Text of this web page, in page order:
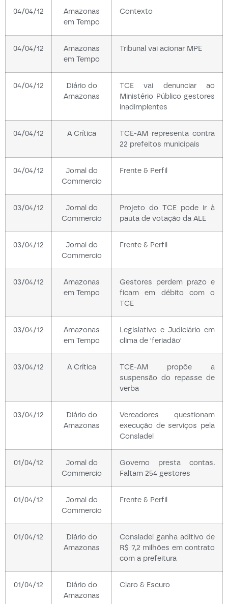
04/04/12
Amazonas
em Tempo
Contexto
04/04/12
Amazonas
em Tempo
Tribunal vai acionar MPE
04/04/12
Diário do
Amazonas
TCE vai denunciar ao
Ministério Público gestores
inadimplentes
04/04/12 A Crítica
TCE-AM representa contra
22 prefeitos municipais
04/04/12
Jornal do
Commercio
Frente & Perfil
03/04/12
Jornal do
Commercio
Projeto do TCE pode ir à
pauta de votação da ALE
03/04/12
Jornal do
Commercio
Frente & Perfil
03/04/12
Amazonas
em Tempo
Gestores perdem prazo e
ficam em débito com o
TCE
03/04/12
Amazonas
em Tempo
Legislativo e Judiciário em
clima de 'feriadão'
03/04/12 A Crítica
TCE-AM propõe a
suspensão do repasse de
verba
03/04/12
Diário do
Amazonas
Vereadores questionam
execução de serviços pela
Consladel
01/04/12
Jornal do
Commercio
Governo presta contas.
Faltam 254 gestores
01/04/12
Jornal do
Commercio
Frente & Perfil
01/04/12
Diário do
Amazonas
Consladel ganha aditivo de
R$ 7,2 milhões em contrato
com a prefeitura
01/04/12
Diário do
Amazonas
Claro & Escuro